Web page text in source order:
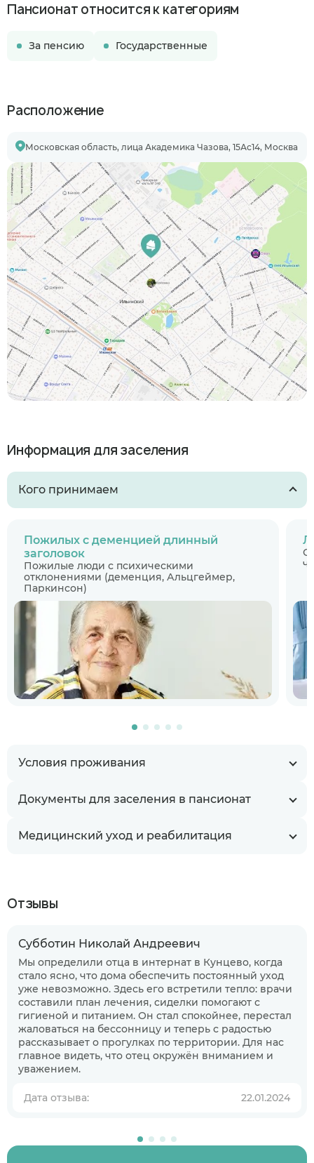
Пансионат относится к категориям
За пенсию Государственные
Расположение
Московская область, лица Академика Чазова, 15Ас14, Москва
Информация для заселения
Кого принимаем
Условия проживания
Документы для заселения в пансионат
Медицинский уход и реабилитация
Пожилых с деменцией длинный
заголовок
Пожилые люди с психическими
отклонениями (деменция, Альцгеймер,
Паркинсон)
Отзывы
Субботин Николай Андреевич
Мы определили отца в интернат в Кунцево, когда
стало ясно, что дома обеспечить постоянный уход
уже невозможно. Здесь его встретили тепло: врачи
составили план лечения, сиделки помогают с
гигиеной и питанием. Он стал спокойнее, перестал
жаловаться на бессонницу и теперь с радостью
рассказывает о прогулках по территории. Для нас
главное видеть, что отец окружён вниманием и
уважением.
Дата отзыва: 22.01.2024
Когда планируете размещение в
В ближайшее время